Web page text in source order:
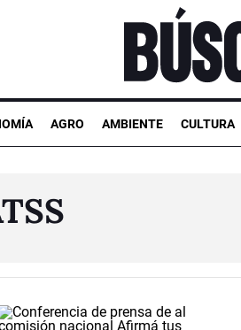
AGRO AMBIENTE CULTURA